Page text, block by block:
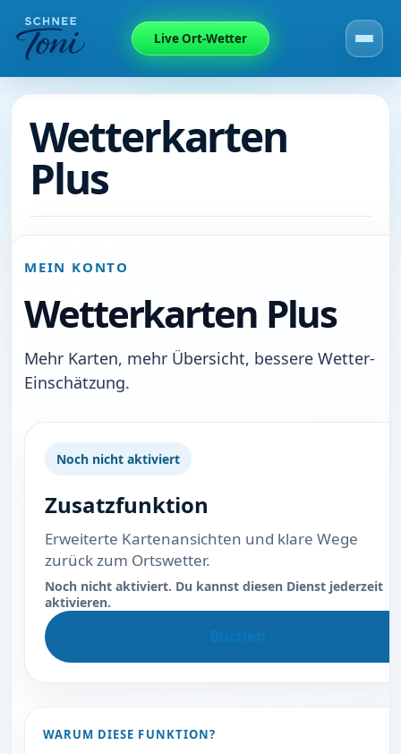
Live Ort-Wetter
Wetterkarten
Plus
MEIN KONTO
Wetterkarten Plus
Mehr Karten, mehr Übersicht, bessere Wetter-
Einschätzung.
Noch nicht aktiviert
Zusatzfunktion
Erweiterte Kartenansichten und klare Wege
zurück zum Ortswetter.
Noch nicht aktiviert. Du kannst diesen Dienst jederzeit
aktivieren.
WARUM DIESE FUNKTION?